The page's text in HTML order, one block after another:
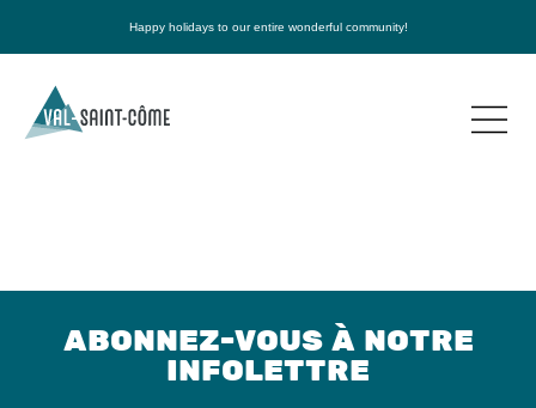
Happy holidays to our entire wonderful community!
ABONNEZ-VOUS À NOTRE
INFOLETTRE